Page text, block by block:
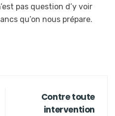
pas question d’y voir
qu’on nous prépare.
Contre toute
intervention